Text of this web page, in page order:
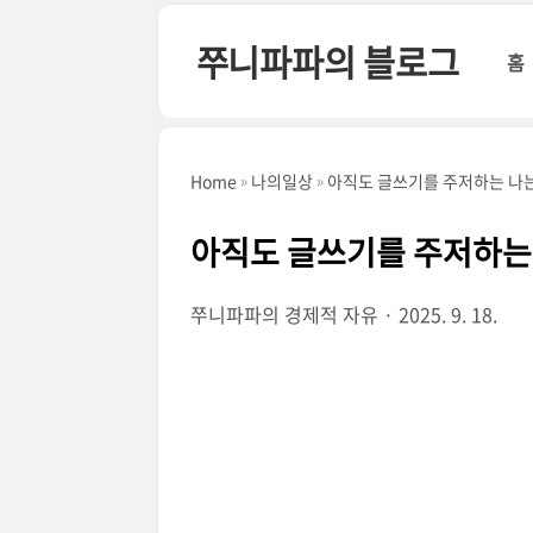
쭈니파파의 블로그 홈
Home 나의일상 아직도 글쓰기를 주저하는 나
아직도 글쓰기를 주저하
쭈니파파의 경제적 자유 2025. 9. 18.